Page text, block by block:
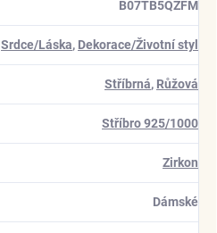
B07TB5QZFM
Srdce/Láska, Dekorace/Životní styl
Stříbrná, Růžová
Stříbro 925/1000
Zirkon
Dámské